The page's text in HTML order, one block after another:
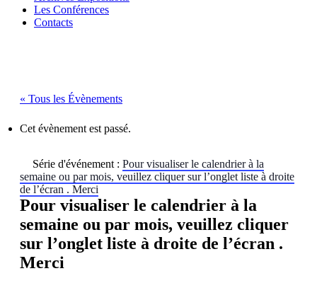
Les Conférences
Contacts
« Tous les Évènements
Cet évènement est passé.
Série d'événement : Pour visualiser le calendrier à la
semaine ou par mois, veuillez cliquer sur l’onglet liste à droite
de l’écran . Merci
Pour visualiser le calendrier à la
semaine ou par mois, veuillez cliquer
sur l’onglet liste à droite de l’écran .
Merci